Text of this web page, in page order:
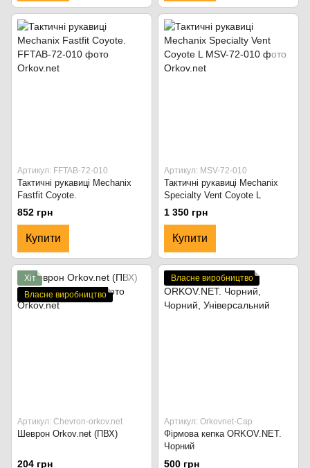
Артикул: FFTAB-72-010
Тактичні рукавиці Mechanix
Fastfit Coyote.
852 грн
Купити
Артикул: MSV-72-010
Тактичні рукавиці Mechanix
Specialty Vent Coyote L
1 350 грн
Купити
Хіт
Власне виробництво
Артикул: Chevron-orkov.net
Шеврон Orkov.net (ПВХ)
204 грн
Власне виробництво
Артикул: Orkovnet-Cap
Фірмова кепка ORKOV.NET.
Чорний
500 грн